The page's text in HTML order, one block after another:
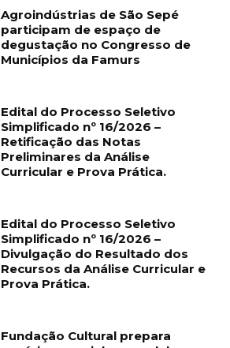
Agroindústrias de São Sepé
participam de espaço de
degustação no Congresso de
Municípios da Famurs
Edital do Processo Seletivo
Simplificado nº 16/2026 –
Retificação das Notas
Preliminares da Análise
Curricular e Prova Prática.
Edital do Processo Seletivo
Simplificado nº 16/2026 –
Divulgação do Resultado dos
Recursos da Análise Curricular e
Prova Prática.
Fundação Cultural prepara